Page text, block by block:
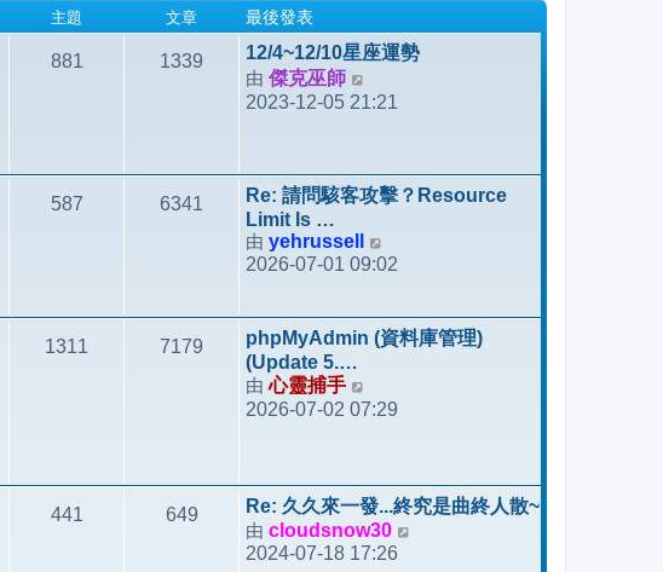
發
表
主題 文章 最後發表
881 1339
12/4~12/10星座運勢
由 傑克巫師
視
發
表
2023-12-05 21:21
587 6341
Re: 請問駭客攻擊？Resource
Limit Is …
由 yehrussell
視
後
發
2026-07-01 09:02
1311 7179
phpMyAdmin (資料庫管理)
(Update 5.…
由心靈捕手
視
發
表
2026-07-02 07:29
441 649
Re: 久久來一發...終究是曲終人散~
由 cloudsnow30
2024-07-18 17:26